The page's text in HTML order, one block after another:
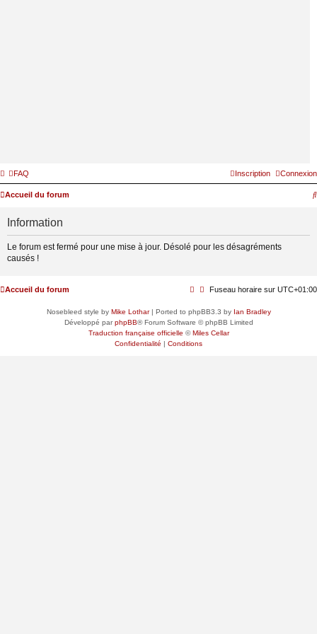
FAQ Connexion
Inscription
Accueil du forum
Information
Le forum est fermé pour une mise à jour. Désolé pour les désagréments
causés !
Accueil du forum Fuseau horaire sur UTC+01:00
Nosebleed style by Mike Lothar| Ported to phpBB3.3 by Ian Bradley
Développé parphpBB® Forum Software © phpBB Limited
Traduction française officielle ©Miles Cellar
Confidentialité | Conditions